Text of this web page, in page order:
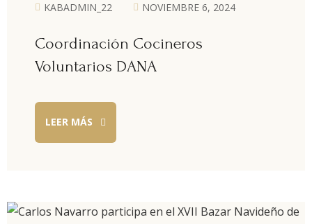
KABADMIN_22 NOVIEMBRE 6, 2024
Coordinación Cocineros
Voluntarios DANA
LEER MÁS